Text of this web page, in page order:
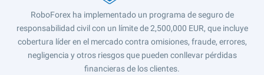
RoboForex ha implementado un programa de seguro de
responsabilidad civil con un límite de 2,500,000 EUR, que incluye
cobertura líder en el mercado contra omisiones, fraude, errores,
negligencia y otros riesgos que pueden conllevar pérdidas
financieras de los clientes.